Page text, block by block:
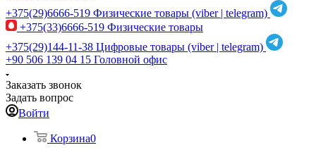
+375(29)6666-519 Физические товары (viber | telegram)
+375(33)6666-519 Физические товары
+375(29)144-11-38 Цифровые товары (viber | telegram)
+90 506 139 04 15 Головной офис
Заказать звонок
Задать вопрос
Войти
Корзина0